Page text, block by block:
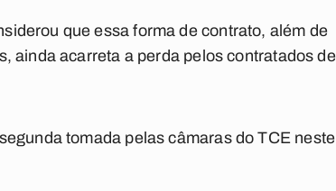
que essa forma de contrato, além de
ainda acarreta a perda pelos contratados de
tomada pelas câmaras do TCE neste